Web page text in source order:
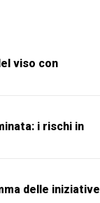
viso con
i rischi in
delle iniziative